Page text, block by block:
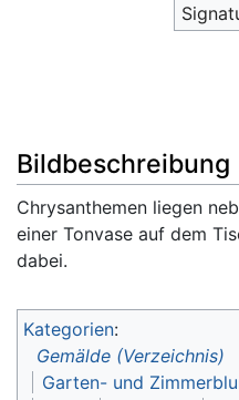
Bildbeschreibung
Chrysanthemen liegen
einer Tonvase auf dem
dabei.
Kategorien:
Gemälde (Verzeichnis)
Garten- und